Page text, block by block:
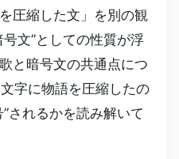
圧縮した文」を別の観
文”としての性質が浮
と暗号文の共通点につ
字に物語を圧縮したの
されるかを読み解いて